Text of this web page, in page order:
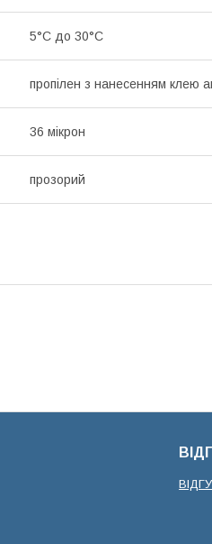
5°С до 30°С
пропілен з нанесенням клею
36 мікрон
прозорий